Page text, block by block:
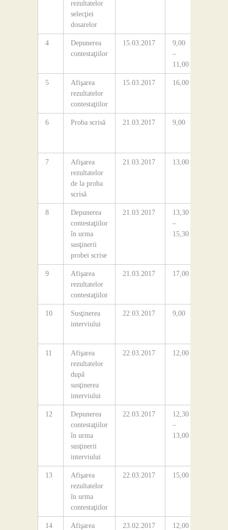
rezultatelor
selecţiei
dosarelor
4
Depunerea
contestaţiilor
15.03.2017
9,00
–
11,00
5
Afişarea
rezultatelor
contestaţiilor
15.03.2017 16,00
6 Proba scrisă 21.03.2017 9,00
7
Afişarea
rezultatelor
de la proba
scrisă
21.03.2017 13,00
8
Depunerea
contestaţiilor
în urma
susţinerii
probei scrise
21.03.2017
13,30
–
15,30
9
Afişarea
rezultatelor
contestaţiilor
21.03.2017 17,00
10
Susţinerea
interviului
22.03.2017 9,00
11
Afişarea
rezultatelor
după
susţinerea
interviului
22.03.2017 12,00
12
Depunerea
contestaţiilor
în urma
susţinerii
interviului
22.03.2017
12,30
–
13,00
13
Afişarea
rezultatelor
în urma
contestaţiilor
22.03.2017 15,00
14
Afişarea
23.02.2017 12,00